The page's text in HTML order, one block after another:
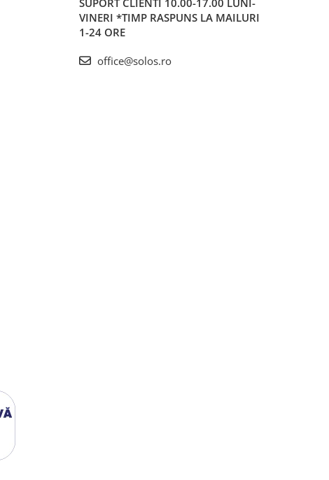
SUPORT CLIENTI 10.00-17.00 LUNI-
VINERI *TIMP RASPUNS LA MAILURI
1-24 ORE
office@solos.ro